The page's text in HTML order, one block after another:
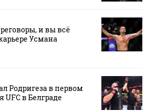
и вы всё
Усмана
Родригеза в первом
UFC в Белграде